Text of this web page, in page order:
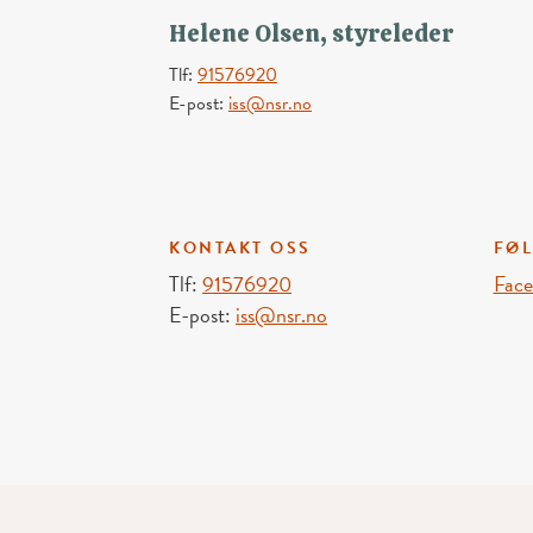
Helene Olsen, styreleder
Tlf: 91576920
E-post: iss@nsr.no
KONTAKT OSS
Tlf:91576920
E-post: iss@nsr.no